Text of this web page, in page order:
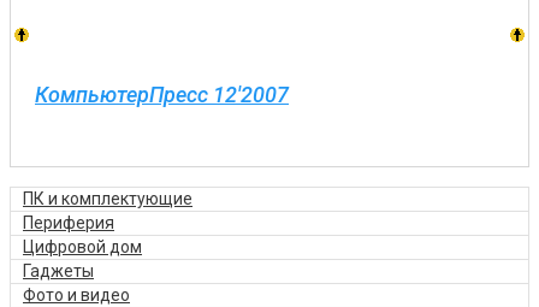
КомпьютерПресс 12'2007
ПК и комплектующие
Периферия
Цифровой дом
Гаджеты
Фото и видео